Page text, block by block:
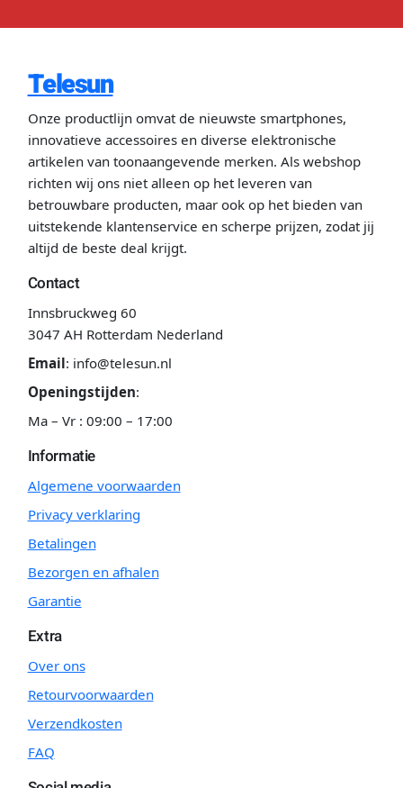
Telesun
Onze productlijn omvat de nieuwste smartphones,
innovatieve accessoires en diverse elektronische
artikelen van toonaangevende merken. Als webshop
richten wij ons niet alleen op het leveren van
betrouwbare producten, maar ook op het bieden van
uitstekende klantenservice en scherpe prijzen, zodat jij
altijd de beste deal krijgt.
Contact
Innsbruckweg 60
3047 AH Rotterdam Nederland
Email: info@telesun.nl
Openingstijden:
Ma – Vr : 09:00 – 17:00
Informatie
Algemene voorwaarden
Privacy verklaring
Betalingen
Bezorgen en afhalen
Garantie
Extra
Over ons
Retourvoorwaarden
Verzendkosten
FAQ